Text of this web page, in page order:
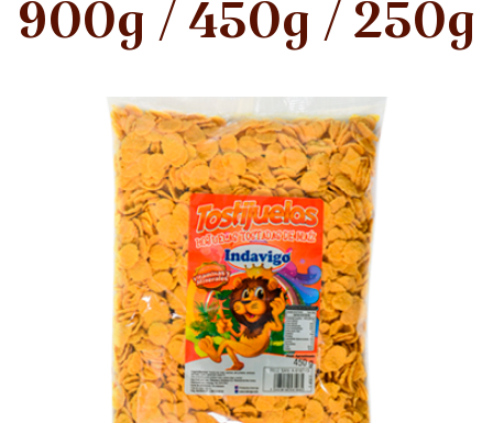
900g / 450g / 250g